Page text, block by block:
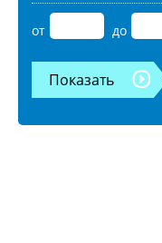
от до